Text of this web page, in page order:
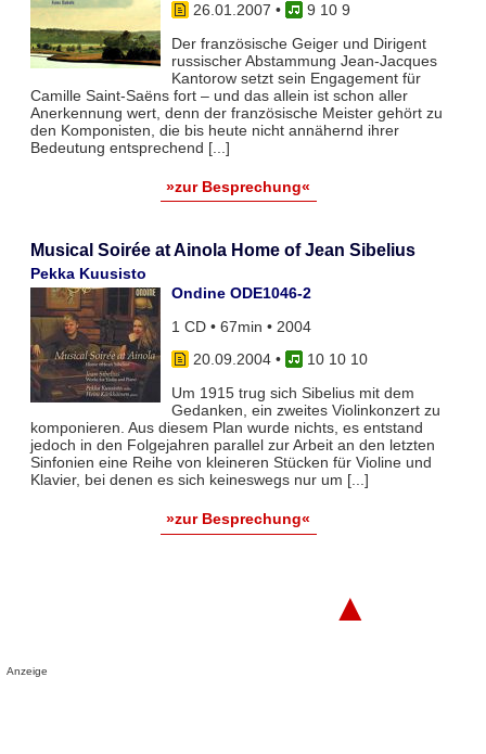
26.01.2007 •
9 10 9
Der französische Geiger und Dirigent
russischer Abstammung Jean-Jacques
Kantorow setzt sein Engagement für
Camille Saint-Saëns fort – und das allein ist schon aller
Anerkennung wert, denn der französische Meister gehört zu
den Komponisten, die bis heute nicht annähernd ihrer
Bedeutung entsprechend [...]
»zur Besprechung«
Musical Soirée at Ainola Home of Jean Sibelius
Pekka Kuusisto
Ondine ODE1046-2
1 CD • 67min • 2004
20.09.2004•
10 10 10
Um 1915 trug sich Sibelius mit dem
Gedanken, ein zweites Violinkonzert zu
komponieren. Aus diesem Plan wurde nichts, es entstand
jedoch in den Folgejahren parallel zur Arbeit an den letzten
Sinfonien eine Reihe von kleineren Stücken für Violine und
Klavier, bei denen es sich keineswegs nur um [...]
»zur Besprechung«
▲
Anzeige